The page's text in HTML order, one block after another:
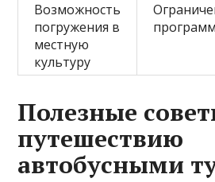
Возможность
погружения в
местную
культуру
Полезные
путешествию
автобусными